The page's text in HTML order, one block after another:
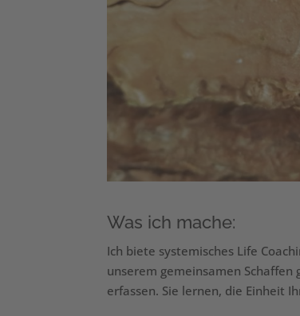
Was ich mache:
Ich biete systemisches Life
unserem gemeinsamen Schaffen
erfassen. Sie lernen, die Einheit